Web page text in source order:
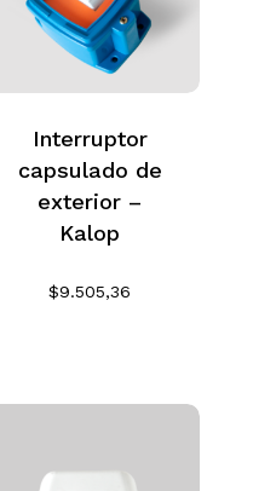
Interruptor
capsulado de
exterior –
Kalop
$9.505,36